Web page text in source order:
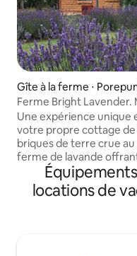
Gîte à la ferme ⋅
h
Ferme Bright Lavender.
en briques de terre 1
Une expérience unique
votre propre cottage de
briques de terre crue au
ferme de lavande
fantastiques. À 5 km de
proximité se trouvent
Rail Trail, un parcours
locations de